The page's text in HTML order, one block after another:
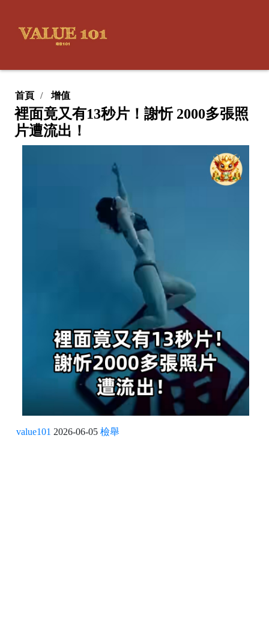
首頁 增值
裡面竟又有13秒片！謝忻 2000多張照
片遭流出！
value101 2026-06-05 檢舉